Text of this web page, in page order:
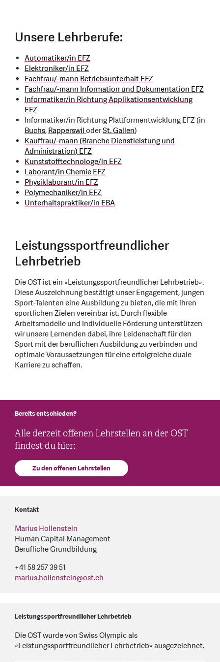
Unsere Lehrberufe:
Automatiker/in EFZ
Elektroniker/in EFZ
Fachfrau/-mann Betriebsunterhalt EFZ
Fachfrau/-mann Information und Dokumentation EFZ
Informatiker/in Richtung Applikationsentwicklung
EFZ
Informatiker/in Richtung Plattformentwicklung EFZ (in
Buchs,RapperswiloderSt. Gallen)
Kauffrau/-mann (Branche Dienstleistung und
Administration) EFZ
Kunststofftechnologe/in EFZ
Laborant/in Chemie EFZ
Physiklaborant/in EFZ
Polymechaniker/in EFZ
Unterhaltspraktiker/in EBA
Leistungssportfreundlicher
Lehrbetrieb
Die OST ist ein «Leistungssportfreundlicher Lehrbetrieb».
Diese Auszeichnung bestätigt unser Engagement, jungen
Sport-Talenten eine Ausbildung zu bieten, die mit ihren
sportlichen Zielen vereinbar ist. Durch flexible
Arbeitsmodelle und individuelle Förderung unterstützen
wir unsere Lernenden dabei, ihre Leidenschaft für den
Sport mit der beruflichen Ausbildung zu verbinden und
optimale Voraussetzungen für eine erfolgreiche duale
Karriere zu schaffen.
Bereits entschieden?
Alle derzeit offenen Lehrstellen an der OST
findest du hier:
Zu den offenen Lehrstellen
Kontakt
Marius Hollenstein
Human Capital Management
Berufliche Grundbildung
+41 58 257 39 51
marius.hollenstein@ost.ch
Leistungssportfreundlicher Lehrbetrieb
Die OST wurde von Swiss Olympic als
«Leistungssportfreundlicher Lehrbetrieb» ausgezeichnet.